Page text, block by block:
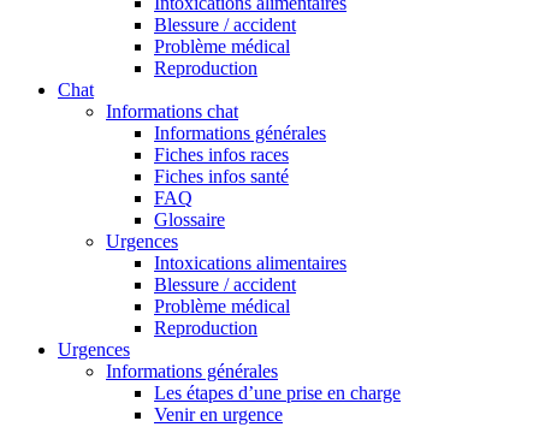
Blessure / accident
Problème médical
Reproduction
Chat
Informations chat
Informations générales
Fiches infos races
Fiches infos santé
FAQ
Glossaire
Urgences
Intoxications alimentaires
Blessure / accident
Problème médical
Reproduction
Urgences
Informations générales
Les étapes d’une prise en charge
Venir en urgence